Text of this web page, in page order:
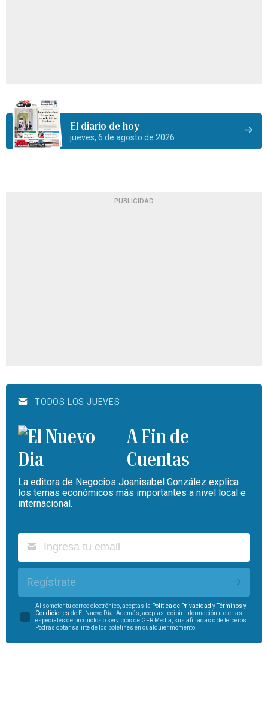
El diario de hoy
jueves, 6 de agosto de 2026
PUBLICIDAD
TODOS LOS JUEVES
A Fin de
Cuentas
La editora de Negocios Joanisabel González explica
los temas económicos más importantes a nivel local e
internacional.
Regístrate
Al someter tu correo electrónico, aceptas la Política de Privacidad yTérminos y
Condiciones de El Nuevo Día. Además, aceptas recibir información u ofertas
especiales de productos o servicios de GFR Media, sus afiliadas o de terceros.
Podrás optar salirte de los boletines en cualquier momento.